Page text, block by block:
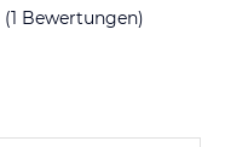
(1 Bewertungen)